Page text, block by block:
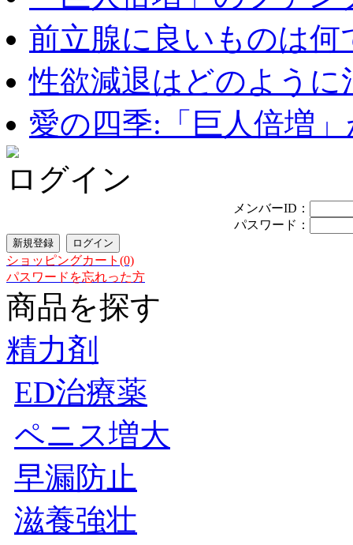
前立腺に良いものは何
性欲減退はどのように
愛の四季:「巨人倍増
ログイン
メンバーID：
パスワード：
ショッピングカート(0)
パスワードを忘れった方
商品を探す
精力剤
ED治療薬
ペニス増大
早漏防止
滋養強壮